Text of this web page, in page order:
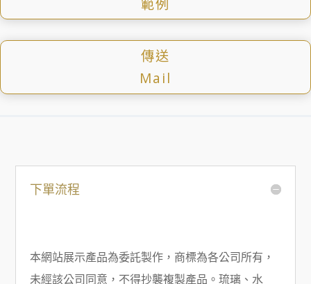
傳送
Mail
下單流程
本網站展示產品為委託製作，商標為各公司所有，
未經該公司同意，不得抄襲複製產品。琉璃、水